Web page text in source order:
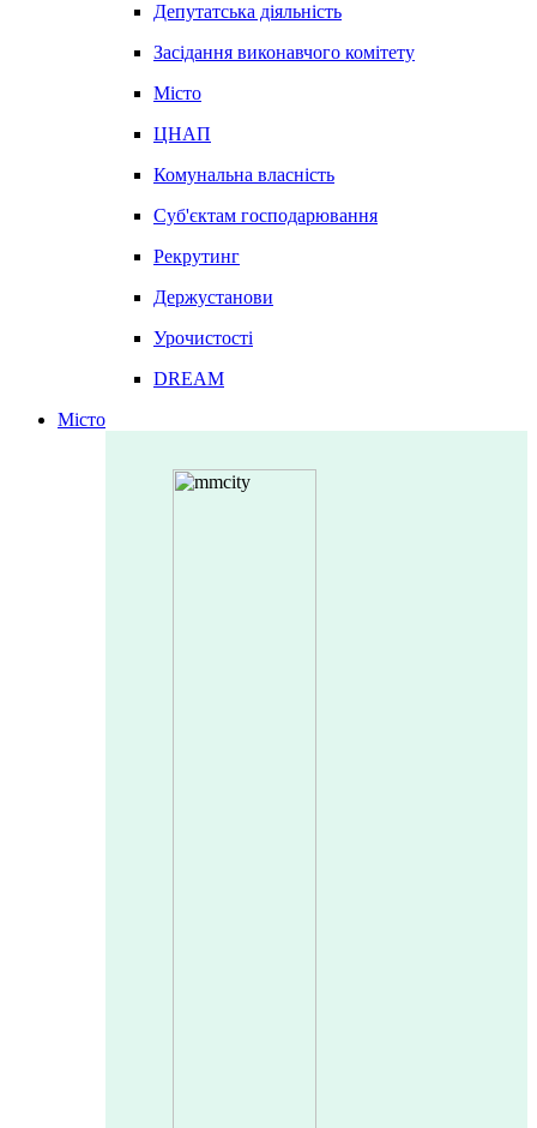
Депутатська діяльність
Засідання виконавчого комітету
Місто
ЦНАП
Комунальна власність
Суб'єктам господарювання
Рекрутинг
Держустанови
Урочистості
DREAM
Місто